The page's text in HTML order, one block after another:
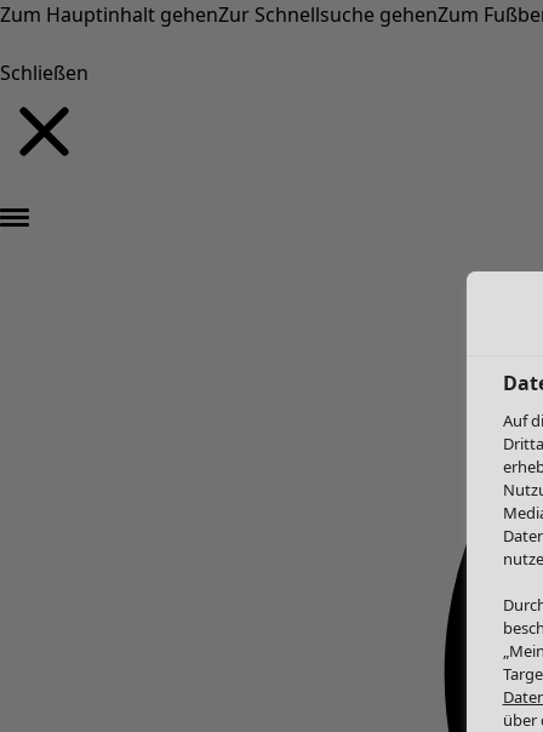
Zum Hauptinhalt gehenZur Schnellsuche gehenZum
Schließen
Auf
über